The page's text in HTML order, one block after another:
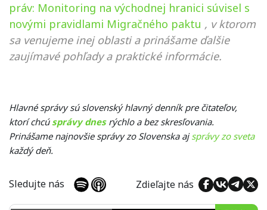
práv: Monitoring na východnej hranici súvisel s
novými pravidlami Migračného paktu , v ktorom
sa venujeme inej oblasti a prinášame ďalšie
zaujímavé pohľady a praktické informácie.
Hlavné správy sú slovenský hlavný denník pre čitateľov,
ktorí chcú správy dnesrýchlo a bez skresľovania.
Prinášame najnovšie správy zo Slovenska ajsprávy zo sveta
každý deň.
Sledujte nás Zdieľajte nás